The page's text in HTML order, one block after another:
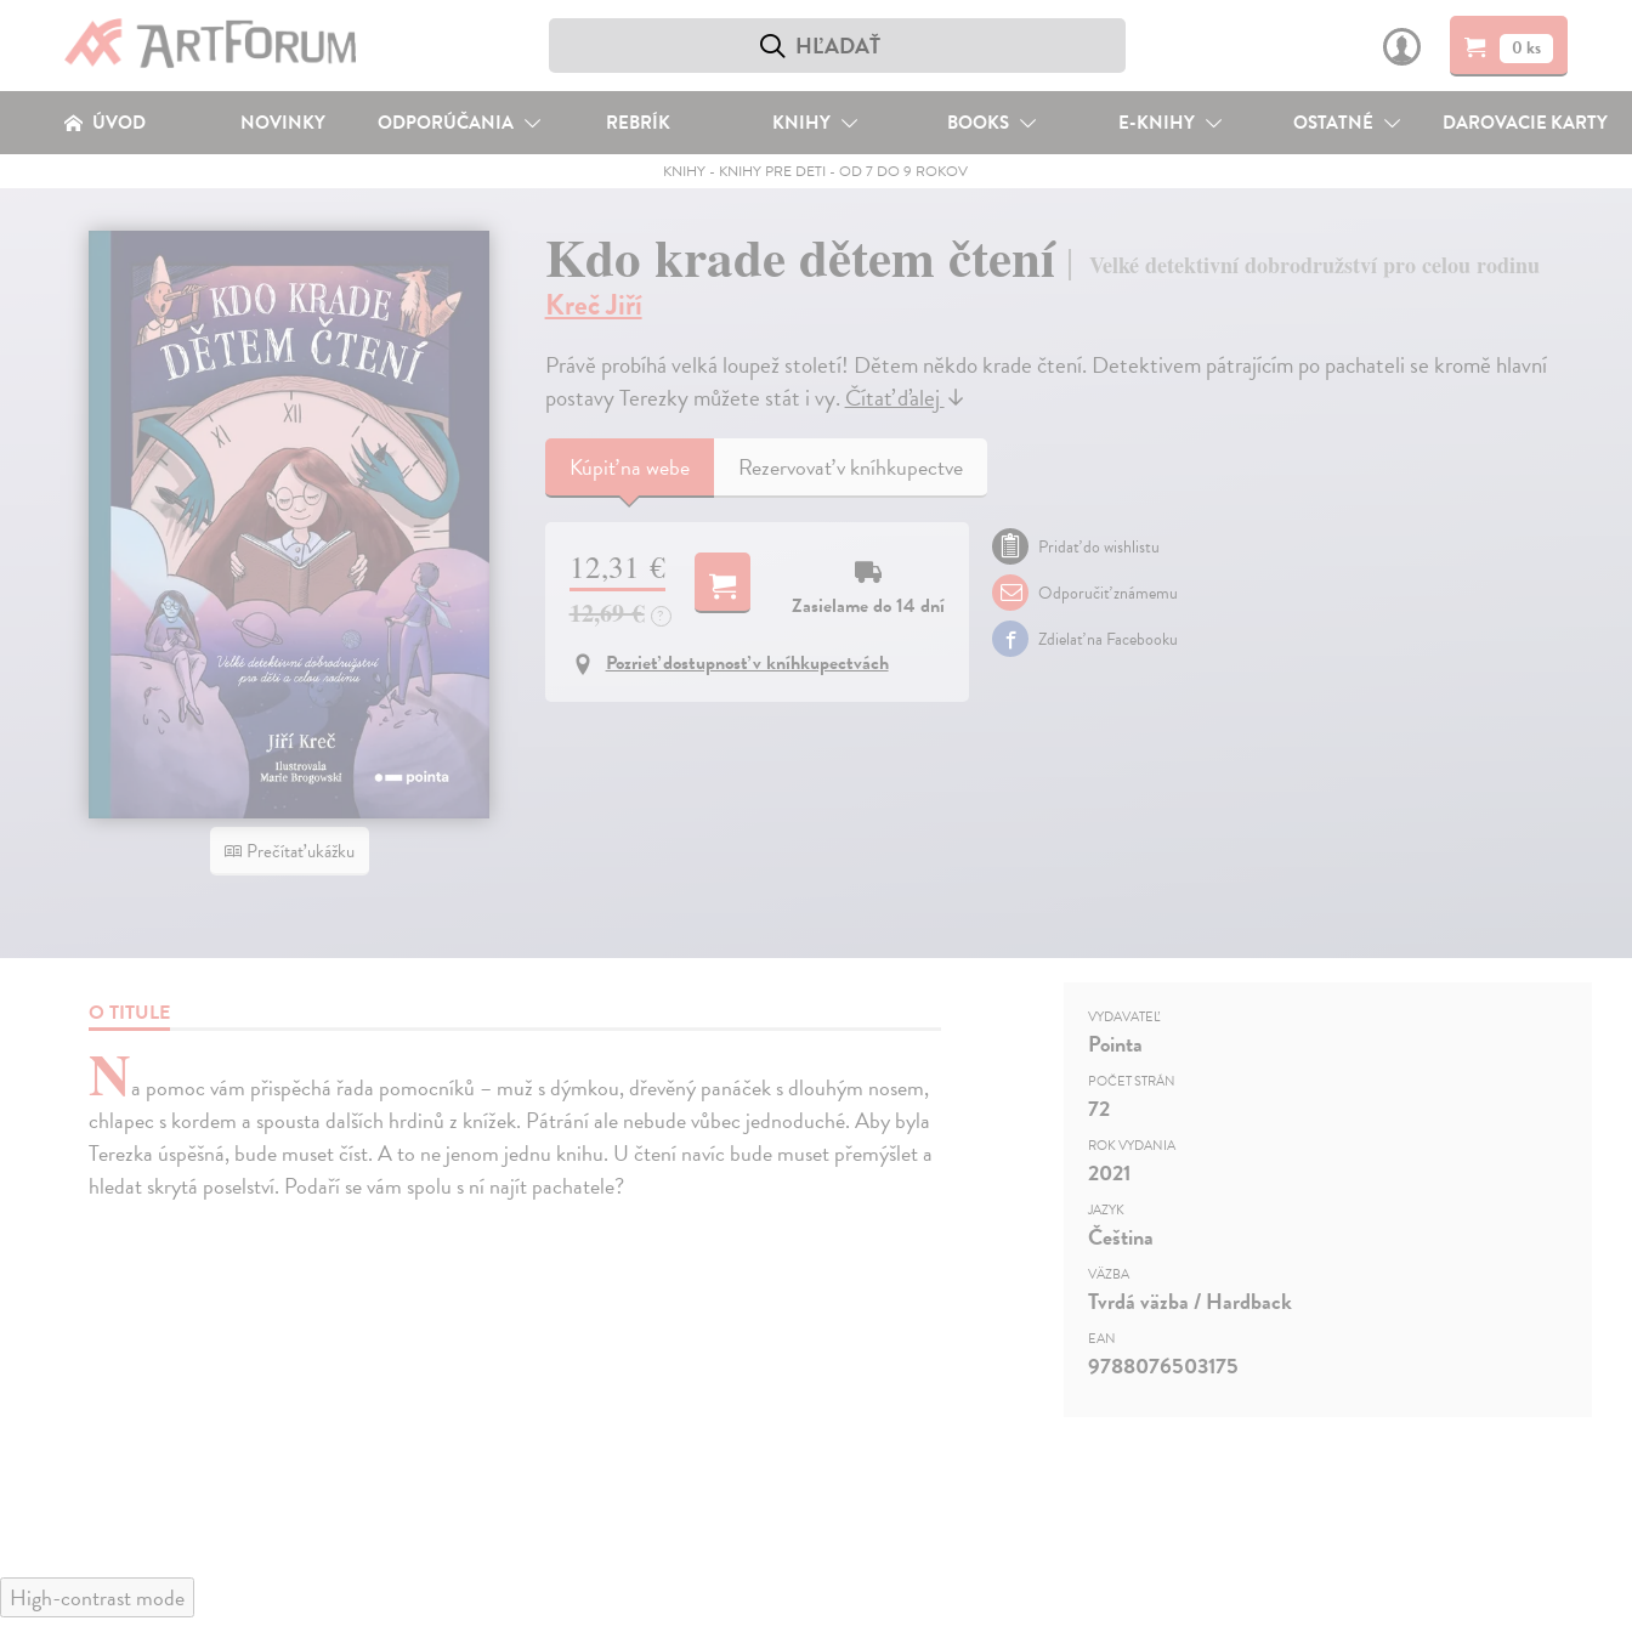
0 ks
ÚVOD NOVINKY ODPORÚČANIA REBRÍK KNIHY BOOKS E-KNIHY OSTATNÉ DAROVACIE KARTY
KNIHY - KNIHY PRE DETI -OD 7 DO 9 ROKOV
Prečítať ukážku
Kdo krade dětem čtení Velké detektivní dobrodružství pro celou rodinu
Kreč Jiří
Právě probíhá velká loupež století! Dětem někdo krade čtení. Detektivem pátrajícím po pachateli se kromě hlavní
postavy Terezky můžete stát i vy.Čítať ďalej↓
Kúpiťna webe Rezervovať v kníhkupectve
12,31 €
12,69 € ?
Zasielame do 14 dní
Pozrieť dostupnosť v kníhkupectvách
Pridať do wishlistu
Odporučiť známemu
Zdielať na Facebooku
O TITULE
Na pomoc vám přispěchá řada pomocníků – muž s dýmkou, dřevěný panáček s dlouhým nosem,
chlapec s kordem a spousta dalších hrdinů z knížek. Pátrání ale nebude vůbec jednoduché. Aby byla
Terezka úspěšná, bude muset číst. A to ne jenom jednu knihu. U čtení navíc bude muset přemýšlet a
hledat skrytá poselství. Podaří se vám spolu s ní najít pachatele?
VYDAVATEĽ
Pointa
POČET STRÁN
72
ROK VYDANIA
2021
JAZYK
Čeština
VÄZBA
Tvrdá väzba / Hardback
EAN
9788076503175
High-contrast mode